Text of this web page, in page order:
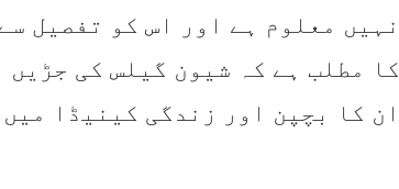
نہیں معلوم ہے اور اس کو تفصیل
کا مطلب ہے کہ شیون گیلس کی
ان کا بچپن اور زندگی کینیڈا